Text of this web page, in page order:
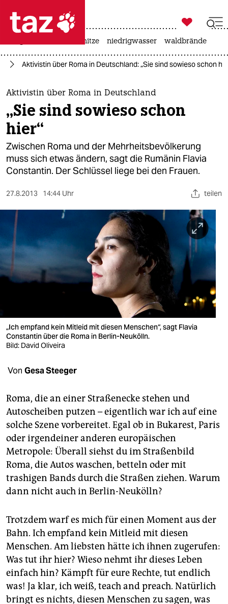
 taz zahl ich
taz zahl ich
themen
politik
öko
gesellschaft
sport
berlin
nord
wahrheit
verlag
veranstaltungen
unterstützen
abo
genossenschaft
epaper login

taz zahl ich
hitze niedrigwasser waldbrände
Aktivistin über Roma in Deutschland: „Sie sind sowieso schon
Aktivistin über Roma in Deutschland
„Sie sind sowieso schon
hier“
Zwischen Roma und der Mehrheitsbevölkerung
muss sich etwas ändern, sagt die Rumänin Flavia
Constantin. Der Schlüssel liege bei den Frauen.
27.8.2013 14:44 Uhr teilen
„Ich empfand kein Mitleid mit diesen Menschen“, sagt Flavia
Constantin über die Roma in Berlin-Neukölln.
Bild: David Oliveira
Von Gesa Steeger
Roma, die an einer Straßenecke stehen und
Autoscheiben putzen – eigentlich war ich auf eine
solche Szene vorbereitet. Egal ob in Bukarest, Paris
oder irgendeiner anderen europäischen
Metropole: Überall siehst du im Straßenbild
Roma, die Autos waschen, betteln oder mit
trashigen Bands durch die Straßen ziehen. Warum
dann nicht auch in Berlin-Neukölln?
Trotzdem warf es mich für einen Moment aus der
Bahn. Ich empfand kein Mitleid mit diesen
Menschen. Am liebsten hätte ich ihnen zugerufen:
Was tut ihr hier? Wieso nehmt ihr dieses Leben
einfach hin? Kämpft für eure Rechte, tut endlich
was! Ja klar, ich weiß, teach and preach. Natürlich
bringt es nichts, diesen Menschen zu sagen, was